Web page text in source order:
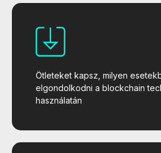
Ötleteket kapsz, milyen
elgondolkodni a blockchain
használatán